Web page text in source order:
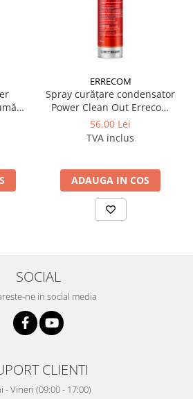
ERRECOM
Spray curățare condensator
Power Clean Out Errecom
750 ml
56,00 Lei
TVA inclus
ADAUGA IN COS
SOCIAL
ne in social media
CLIENTI
- Vineri (09:00 - 17:00)